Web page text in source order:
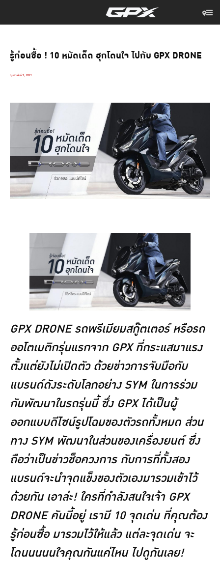
รู้ก่อนซื้อ ! 10 หมัดเด็ด ฮุกโดนใจ ไปกับ GPX DRONE
กุมภาพันธ์ 7, 2021
GPX DRONE รถพรีเมียมสกู๊ตเตอร์ หรือรถ
ออโตเมติกรุ่นแรกจาก GPX ที่กระแสมาแรง
ตั้งแต่ยังไม่เปิดตัว ด้วยข่าวการจับมือกับ
แบรนด์ดังระดับโลกอย่าง SYM ในการร่วม
กันพัฒนาในรถรุ่นนี้ ซึ่ง GPX ได้เป็นผู้
ออกแบบดีไซน์รูปโฉมของตัวรถทั้งหมด ส่วน
ทาง SYM พัฒนาในส่วนของเครื่องยนต์ ซึ่ง
ถือว่าเป็นข่าวช็อควงการ กับการที่ทั้งสอง
แบรนด์จะนำจุดแข็งของตัวเองมารวมเข้าไว้
ด้วยกัน เอาล่ะ! ใครที่กำลังสนใจเจ้า GPX
DRONE คันนี้อยู่ เรามี 10 จุดเด่น ที่คุณต้อง
รู้ก่อนซื้อ มารวมไว้ให้แล้ว แต่ละจุดเด่น จะ
โดนนนนนใจคุณกันแค่ไหน ไปดูกันเลย!